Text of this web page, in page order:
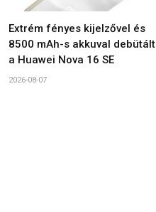
Extrém fényes kijelzővel és
8500 mAh-s akkuval debütált
a Huawei Nova 16 SE
2026-08-07